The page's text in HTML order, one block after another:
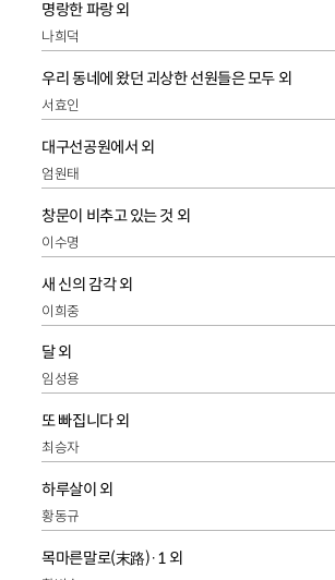
명랑한 파랑 외
나희덕
우리 동네에 왔던 괴상한 선원들은 모두 외
서효인
대구선공원에서 외
엄원태
창문이 비추고 있는 것 외
이수명
새 신의 감각 외
이희중
달 외
임성용
또 빠집니다 외
최승자
하루살이 외
황동규
목마른말로(末路)·1 외